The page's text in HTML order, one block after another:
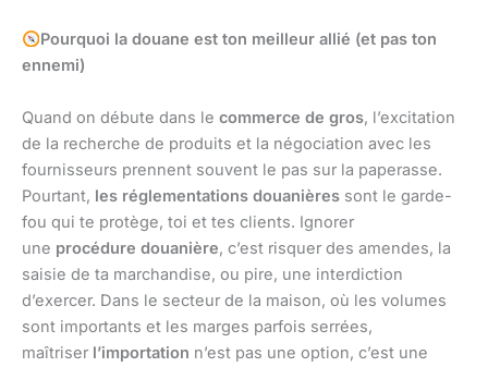
Pourquoi la douane est ton meilleur allié (et pas ton
ennemi)
Quand on débute dans le commerce de gros, l’excitation
de la recherche de produits et la négociation avec les
fournisseurs prennent souvent le pas sur la paperasse.
Pourtant, les réglementations douanières sont le garde-
fou qui te protège, toi et tes clients. Ignorer
une procédure douanière, c’est risquer des amendes, la
saisie de ta marchandise, ou pire, une interdiction
d’exercer. Dans le secteur de la maison, où les volumes
sont importants et les marges parfois serrées,
maîtriser l’importation n’est pas une option, c’est une